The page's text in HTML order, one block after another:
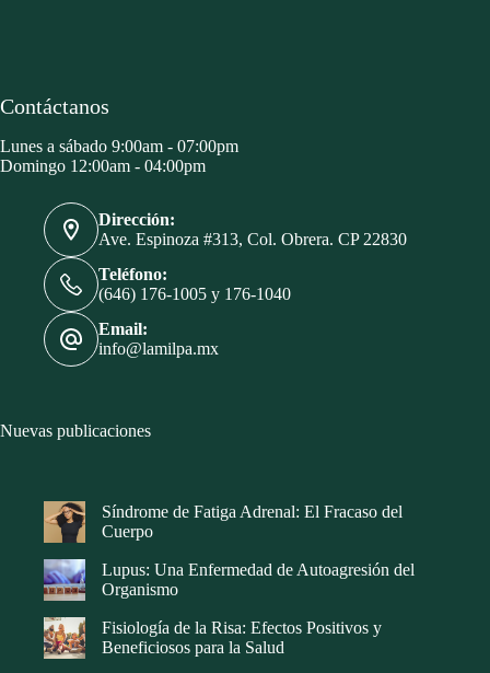
Contáctanos
Lunes a sábado 9:00am - 07:00pm
Domingo 12:00am - 04:00pm
Dirección:
Ave. Espinoza #313, Col. Obrera. CP 22830
Teléfono:
(646) 176-1005 y 176-1040
Email:
info@lamilpa.mx
Nuevas publicaciones
Síndrome de Fatiga Adrenal: El Fracaso del
Cuerpo
Lupus: Una Enfermedad de Autoagresión del
Organismo
Fisiología de la Risa: Efectos Positivos y
Beneficiosos para la Salud